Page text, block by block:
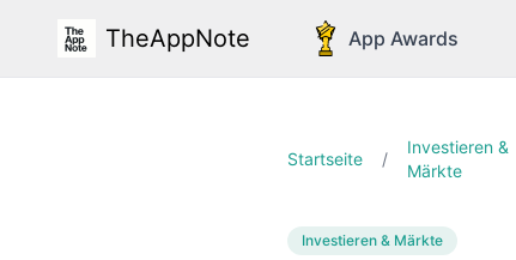
TheAppNote App Awards
Startseite /
Investieren &
Märkte
Investieren & Märkte